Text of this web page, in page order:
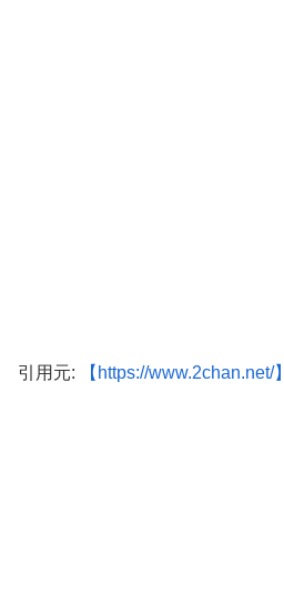
引用元: 【https://www.2chan.net/】